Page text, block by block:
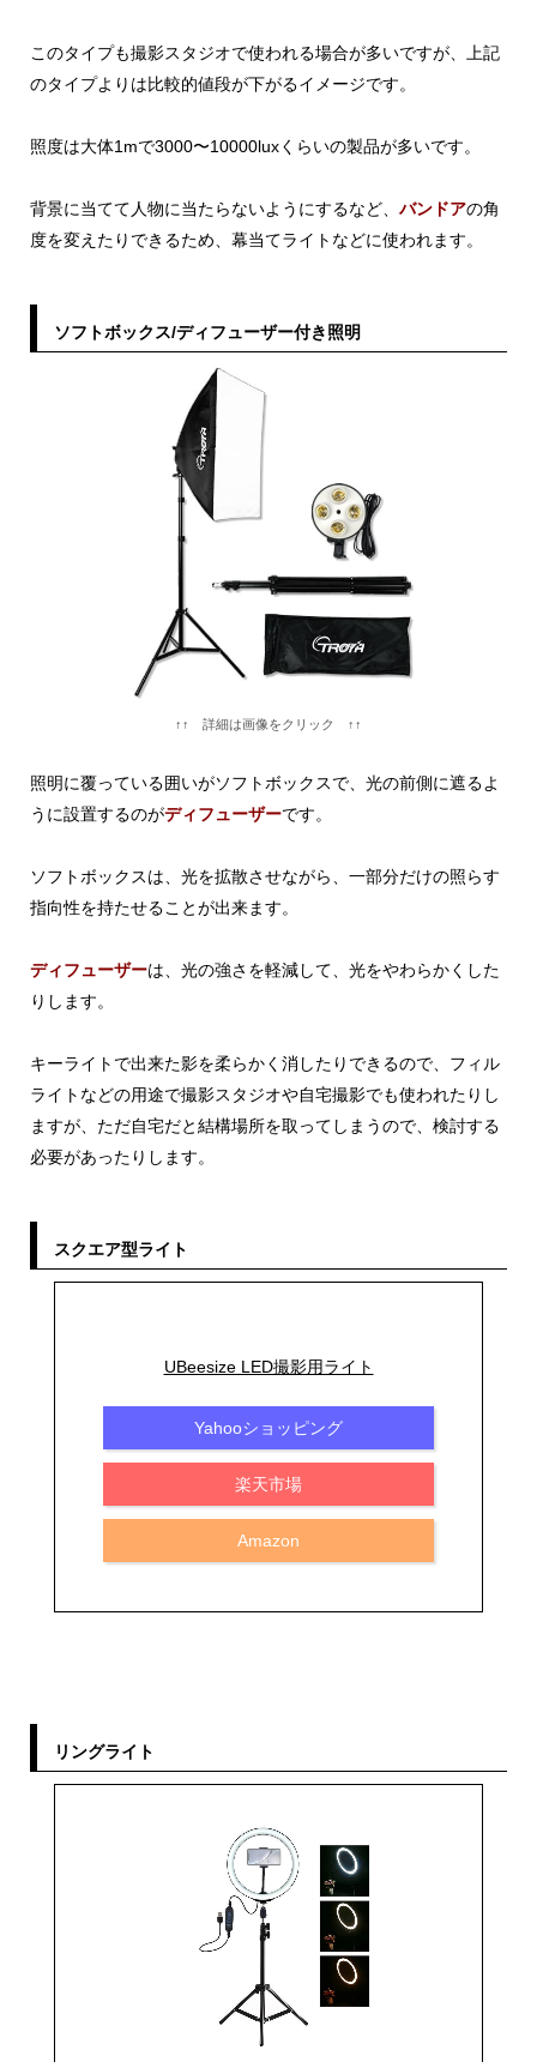
このタイプも撮影スタジオで使われる場合が多いですが、上記
のタイプよりは比較的値段が下がるイメージです。
照度は大体1mで3000〜10000luxくらいの製品が多いです。
背景に当てて人物に当たらないようにするなど、 バンドアの角
度を変えたりできるため、幕当てライトなどに使われます。
ソフトボックス/ディフューザー付き照明
↑↑ 詳細は画像をクリック ↑↑
照明に覆っている囲いがソフトボックスで、光の前側に遮るよ
うに設置するのがディフューザーです。
ソフトボックスは、光を拡散させながら、一部分だけの照らす
指向性を持たせることが出来ます。
ディフューザーは、光の強さを軽減して、光をやわらかくした
りします。
キーライトで出来た影を柔らかく消したりできるので、フィル
ライトなどの用途で撮影スタジオや自宅撮影でも使われたりし
ますが、ただ自宅だと結構場所を取ってしまうので、検討する
必要があったりします。
スクエア型ライト
UBeesize LED撮影用ライト
Yahooショッピング
楽天市場
Amazon
リングライト